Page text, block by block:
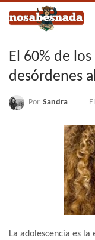
El 60% de
desórdenes
Por Sandra El
La adolescencia es